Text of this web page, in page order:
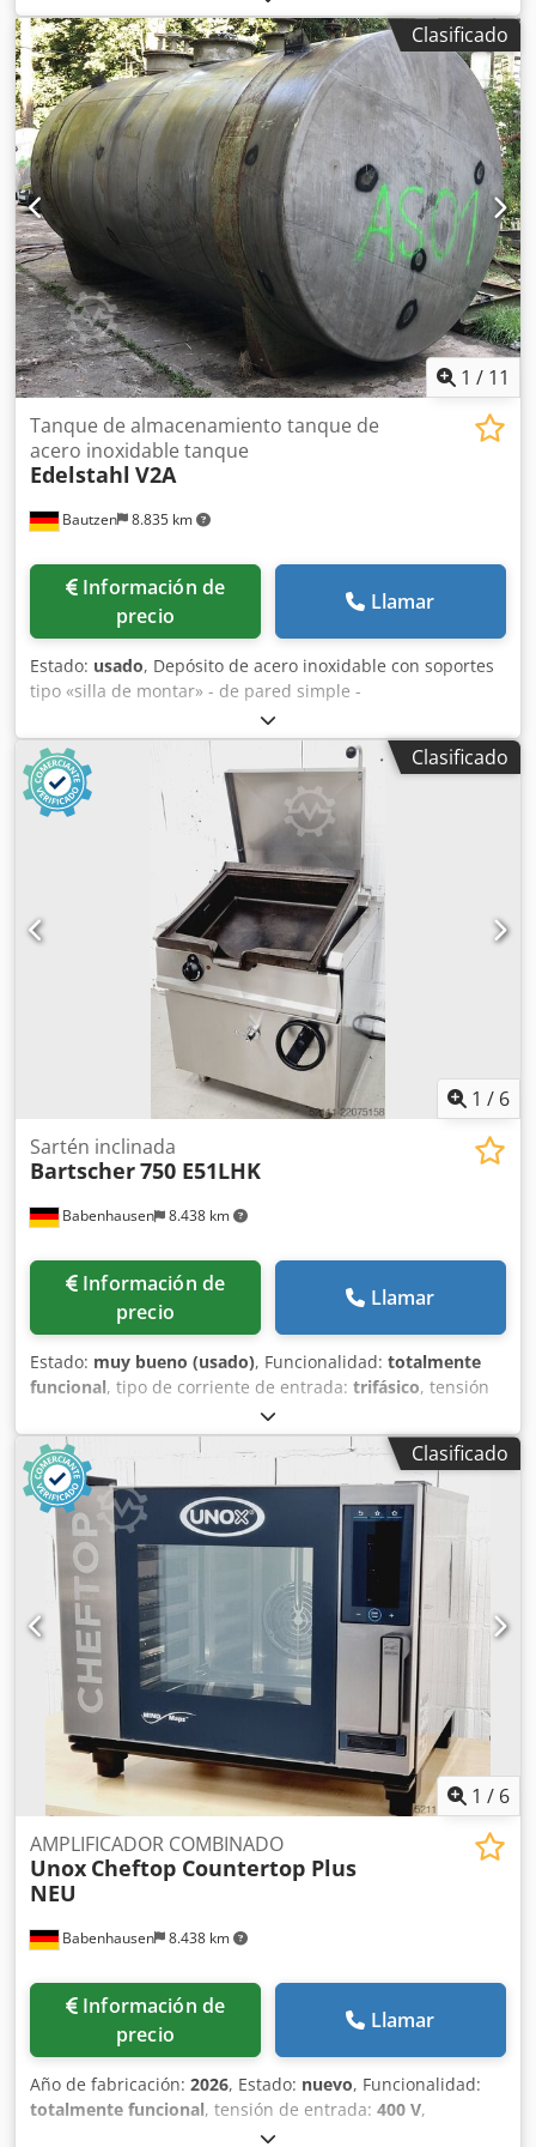
eléctrico:16 A, frecuencia de entrada:50 Hz, longitud
total:400 mm, ancho total:400 mm, Armario térmico
Bartscher FW-05 Codpfx Aszfxzuoidsha Temperatura
regulable hasta 85 °C Fabricado en acero inoxidable
Dimensiones: 400 x 400 x 550 mm (ancho x profundidad x
alto) Conexión de 220 V, 750 vatios Equipo usado, limpiado
¡Visítenos!
Clasificado
1 / 11
Bautzen 8.835 km
Tanque de almacenamiento tanque de
acero inoxidable tanque
Edelstahl V2A
Información de
precio
Llamar
Estado: usado, Depósito de acero inoxidable con soportes
tipo «silla de montar» - de pared simple -
limpiado/enjuagado - capacidad: aproximadamente 23 000
litros - cúpula y salidas soldadas Chsdpfoiw Egzsx Aidea -
también apto para AHL/ASL u otros productos similares Se
puede organizar la carga y el transporte. Solo se
responderán las consultas serias y formales, indicando:
nombre, dirección de correo electrónico y número de
Clasificado
1 / 6
Babenhausen 8.438 km
Sartén inclinada
Bartscher750 E51LHK
Información de
precio
Llamar
Estado: muy bueno (usado), Funcionalidad: totalmente
funcional, tipo de corriente de entrada: trifásico, tensión
, fusible eléctrico:
entrada:50 Hz, longitud total:900 mm, ancho total:800
mm, Sartén basculante Bartscher 75/10 Fabricación en
acero inoxidable Rango de temperatura aprox.: 100 a 285
°C regulable Dispositivo de basculación manual Csdpfszbz
E Asx Aidsha Dimensiones aprox.: 800 x 800 x 900 mm
(AnxPrxAl) Conexión: enchufe CEE de 32A Equipo de
segunda mano (Precio nuevo 6.282,-€)
Clasificado
1 / 6
Babenhausen 8.438 km
AMPLIFICADOR COMBINADO
Unox Cheftop Countertop Plus
NEU
Información de
precio
Llamar
Año de fabricación: 2026, Estado: nuevo, Funcionalidad:
totalmente funcional, tensión de entrada: 400 V,
50 Hz, Certificado DGUV hasta: